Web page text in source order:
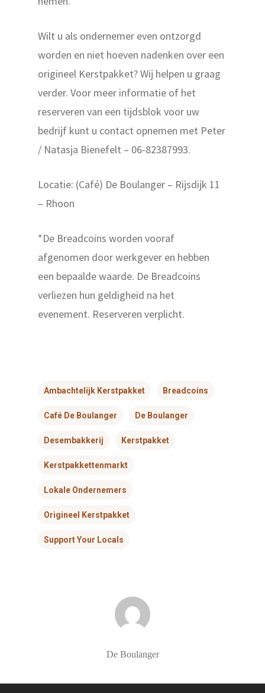
Wilt u als ondernemer even ontzorgd
worden en niet hoeven nadenken over een
origineel Kerstpakket? Wij helpen u graag
verder. Voor meer informatie of het
reserveren van een tijdsblok voor uw
bedrijf kunt u contact opnemen met Peter
/ Natasja Bienefelt – 06-82387993.
Locatie: (Café) De Boulanger – Rijsdijk 11
– Rhoon
*De Breadcoins worden vooraf
afgenomen door werkgever en hebben
een bepaalde waarde. De Breadcoins
verliezen hun geldigheid na het
evenement. Reserveren verplicht.
Ambachtelijk Kerstpakket Breadcoins
Café De Boulanger De Boulanger
Desembakkerij Kerstpakket
Kerstpakkettenmarkt
Lokale Ondernemers
Origineel Kerstpakket
Support Your Locals
De Boulanger
geopend van
zaterdag van 8.00 -
Over De Boulanger
Alles is brood
Less waste
Blogs & Recepten
Over De Boulanger